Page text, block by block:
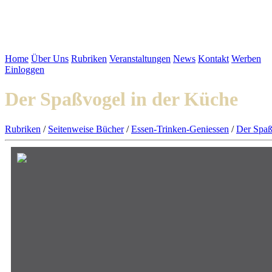
Home Über Uns Rubriken Veranstaltungen News Kontakt Werben
Einloggen
Der Spaßvogel in der Küche
Rubriken / Seitenweise Bücher/Essen-Trinken-Geniessen /Der